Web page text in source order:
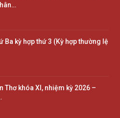
Ba kỳ hợp thứ 3 (Kỳ hợp thường lệ
Thơ khóa XI, nhiệm kỳ 2026 –